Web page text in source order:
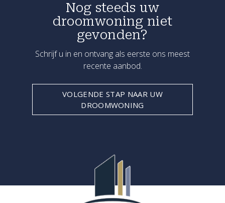
Nog steeds uw
droomwoning niet
gevonden?
Schrijf u in en ontvang als eerste ons meest
recente aanbod.
VOLGENDE STAP NAAR UW
DROOMWONING